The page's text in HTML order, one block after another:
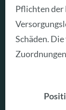
Pflichten der
Schäden.